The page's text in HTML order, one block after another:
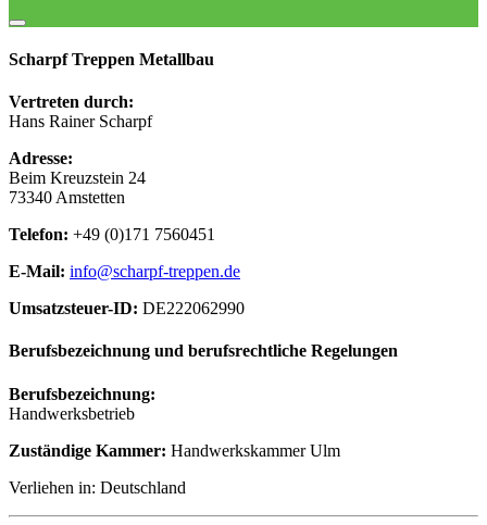
Scharpf Treppen Metallbau
Vertreten durch:
Hans Rainer Scharpf
Adresse:
Beim Kreuzstein 24
73340 Amstetten
Telefon: +49 (0)171 7560451
E-Mail: info@scharpf-treppen.de
Umsatzsteuer-ID: DE222062990
Berufsbezeichnung und berufsrechtliche Regelungen
Berufsbezeichnung:
Handwerksbetrieb
Zuständige Kammer: Handwerkskammer Ulm
Verliehen in: Deutschland